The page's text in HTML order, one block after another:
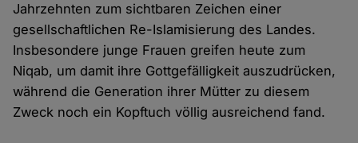
Jahrzehnten zum sichtbaren Zeichen einer
gesellschaftlichen Re-Islamisierung des Landes.
Insbesondere junge Frauen greifen heute zum
Niqab, um damit ihre Gottgefälligkeit auszudrücken,
während die Generation ihrer Mütter zu diesem
Zweck noch ein Kopftuch völlig ausreichend fand.